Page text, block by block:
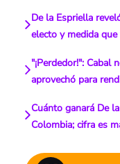
De la Espriella
electo y medida
"¡Perdedor!": Cabal
aprovechó para
Cuánto ganará De
Colombia; cifra es